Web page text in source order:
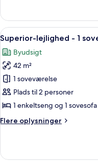
dobbeltværelse
Indlæs
alle
billeder
af
Superior-
lejlighed
-
soveværelse
9
Superior-lejlighed - 1
Byudsigt
42 m²
1 soveværelse
Plads til 2 personer
1 enkeltseng og 1
Flere oplysninger
Flere
lejlighed